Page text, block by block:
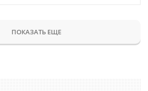
ПОКАЗАТЬ ЕЩЕ